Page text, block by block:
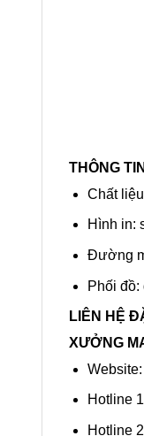
THÔNG
Chất
Hình in:
Đường
Phối
LIÊN HỆ
XƯỞNG
Website:
Hotline
Hotline